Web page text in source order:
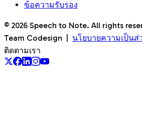
ข้อความรับรอง
© 2026 Speech to Note. All rights
Team Codesign
นโยบายความเป็นส่
ติดตามเรา